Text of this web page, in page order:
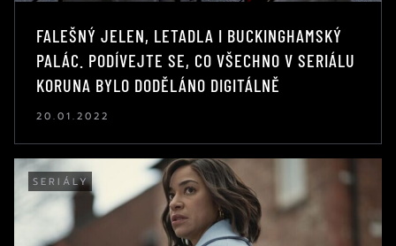
FALEŠNÝ JELEN, LETADLA I BUCKINGHAMSKÝ
PALÁC. PODÍVEJTE SE, CO VŠECHNO V SERIÁLU
KORUNA BYLO DODĚLÁNO DIGITÁLNĚ
20.01.2022
SERIÁLY